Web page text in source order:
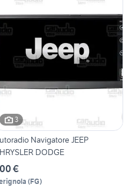
3
Navigatore JEEP
DODGE
€
(FG)